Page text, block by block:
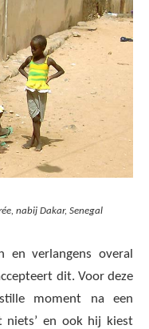
nabij Dakar, Senegal
en verlangens overal
dit. Voor deze
moment na een
niets’ en ook hij kiest